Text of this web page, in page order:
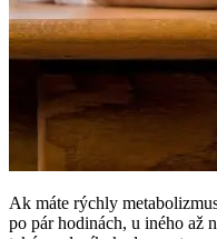
Ak máte rýchly
po pár hodinách, u iného až